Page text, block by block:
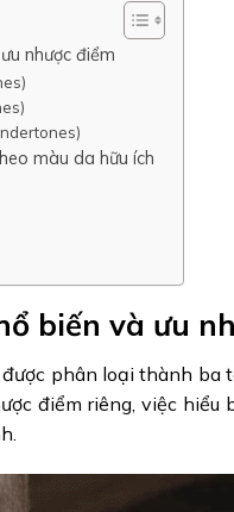
nhược điểm
màu da hữu ích
biến và ưu
phân loại thành
điểm riêng, việc